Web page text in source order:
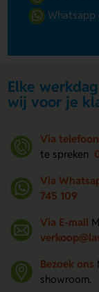
Whatsapp
Elke
wij voor je
Via telefoon
te spreken
Via
745 109
Via E-mail
Bezoek ons
showroom.